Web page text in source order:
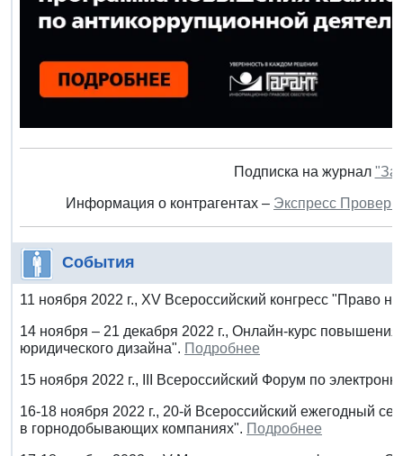
Подписка на журнал
Информация о контрагентах – Экспресс
События
11 ноября 2022 г., XV Всероссийский конгресс "Право
14 ноября – 21 декабря 2022 г., Онлайн-курс
юридического дизайна". Подробнее
15 ноября 2022 г., III Всероссийский Форум по
16-18 ноября 2022 г., 20-й Всероссийский ежегодный
в горнодобывающих компаниях". Подробнее